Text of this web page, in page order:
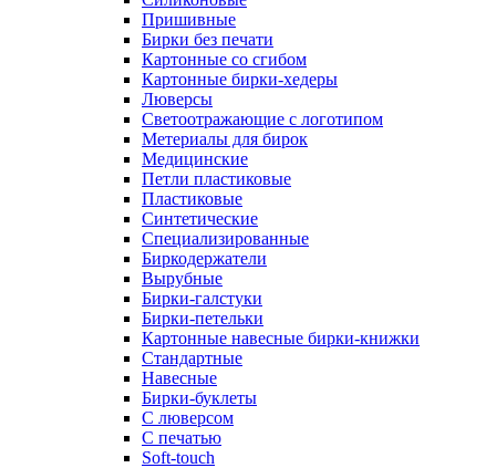
Пришивные
Бирки без печати
Картонные со сгибом
Картонные бирки-хедеры
Люверсы
Светоотражающие с логотипом
Метериалы для бирок
Медицинские
Петли пластиковые
Пластиковые
Синтетические
Специализированные
Биркодержатели
Вырубные
Бирки-галстуки
Бирки-петельки
Картонные навесные бирки-книжки
Стандартные
Навесные
Бирки-буклеты
С люверсом
С печатью
Soft-touch